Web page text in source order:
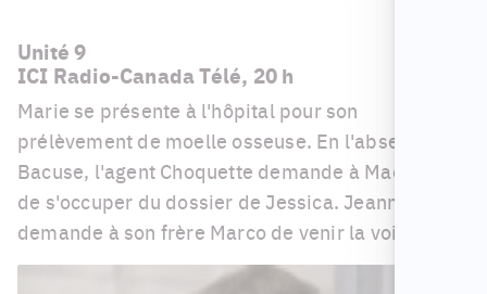
Unité 9
ICI Radio-Canada Télé, 20 h
Marie se présente à l'hôpital pour son
prélèvement de moelle osseuse. En l'absence de
Bacuse, l'agent Choquette demande à Madeleine
de s'occuper du dossier de Jessica. Jeanne
demande à son frère Marco de venir la voir.